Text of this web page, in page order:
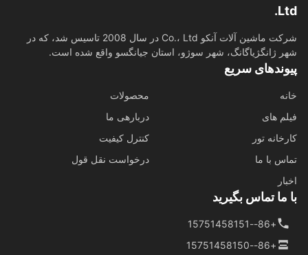
شرکت ماشین آلات آنکو Co.، Ltd در سال 2008 تاسیس شد، که در
ژانگژیاگانگ، شهر سوژو، استان جیانگسو واقع شده است.
سریع
محصولات
های
دربارهی ما
تور
کنترل کیفیت
با ما
درخواست نقل قول
ما تماس بگیرید